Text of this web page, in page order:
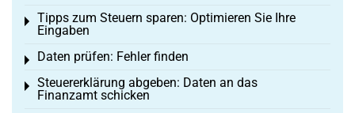
Tipps zum Steuern sparen: Optimieren Sie Ihre
Eingaben
Toggle menu
Daten prüfen: Fehler finden
Toggle menu
Steuererklärung abgeben: Daten an das
Finanzamt schicken
Toggle menu